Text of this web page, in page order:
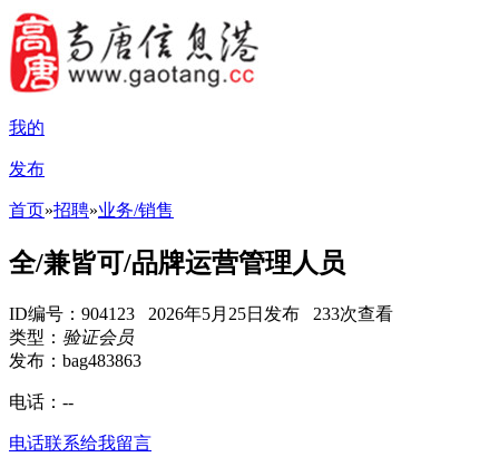
我的
发布
首页»招聘»业务/销售
全/兼皆可/品牌运营管理人员
ID编号：904123 2026年5月25日发布 233次查看
类型： 验证会员
发布：bag483863
电话： --
电话联系给我留言